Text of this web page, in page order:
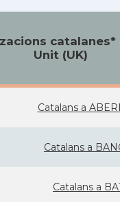
catalanes*
Unit (UK)
Catalans a
Catalans a
Catalans a